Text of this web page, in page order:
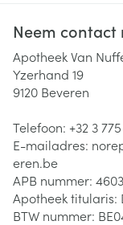
Neem contact
Apotheek Van
Yzerhand 19
9120 Beveren
Telefoon: +32 3
E-mailadres:
eren.be
APB nummer:
Apotheek titularis:
BTW nummer: